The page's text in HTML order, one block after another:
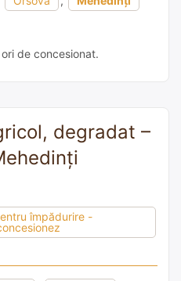
de concesionat.
degradat –
împădurire -